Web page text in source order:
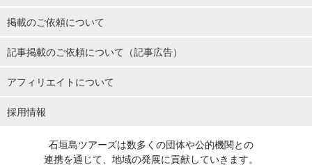
掲載のご依頼について
記事掲載のご依頼について（記事広告）
アフィリエイトについて
採用情報
石垣島ツアーズは数多くの団体や公的機関との
連携を通じて、地域の発展に貢献していきます。